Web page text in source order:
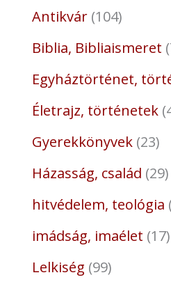
Antikvár 104
Biblia, Bibliaismeret
Egyháztörténet,
Életrajz, történetek
Gyerekkönyvek 23
Házasság, család 29
hitvédelem, teológia
imádság, imaélet 17
Lelkiség 99